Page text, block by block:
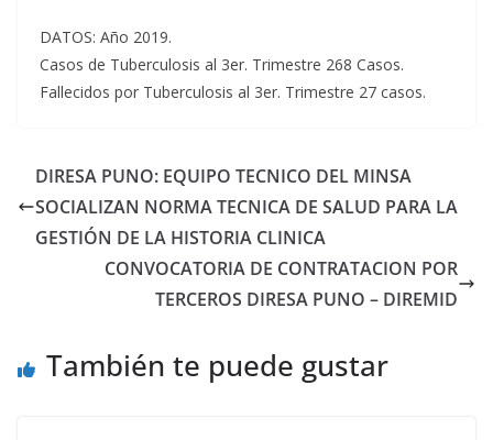
DATOS: Año 2019.
Casos de Tuberculosis al 3er. Trimestre 268 Casos.
Fallecidos por Tuberculosis al 3er. Trimestre 27 casos.
DIRESA PUNO: EQUIPO TECNICO DEL MINSA
SOCIALIZAN NORMA TECNICA DE SALUD PARA LA
GESTIÓN DE LA HISTORIA CLINICA
CONVOCATORIA DE CONTRATACION POR
TERCEROS DIRESA PUNO – DIREMID
También te puede gustar